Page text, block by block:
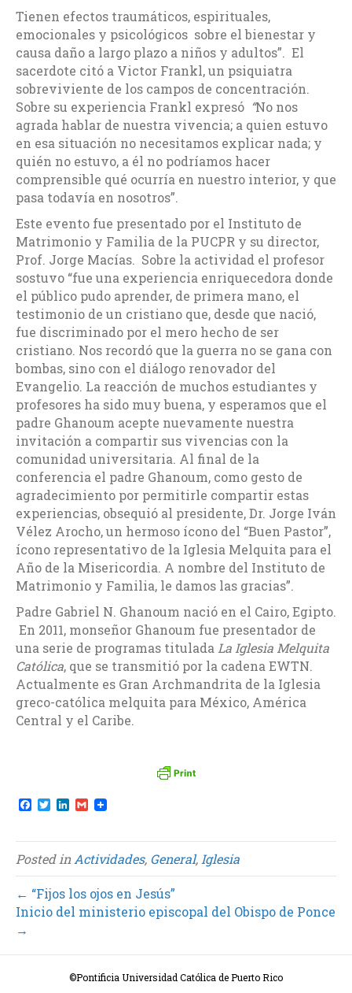
Tienen efectos traumáticos, espirituales,
emocionales y psicológicos sobre el bienestar y
causa daño a largo plazo a niños y adultos”. El
sacerdote citó a Victor Frankl, un psiquiatra
sobreviviente de los campos de concentración.
Sobre su experiencia Frankl expresó “No nos
agrada hablar de nuestra vivencia; a quien estuvo
en esa situación no necesitamos explicar nada; y
quién no estuvo, a él no podríamos hacer
comprensible qué ocurría en nuestro interior, y que
pasa todavía en nosotros”.
Este evento fue presentado por el Instituto de
Matrimonio y Familia de la PUCPR y su director,
Prof. Jorge Macías. Sobre la actividad el profesor
sostuvo “fue una experiencia enriquecedora donde
el público pudo aprender, de primera mano, el
testimonio de un cristiano que, desde que nació,
fue discriminado por el mero hecho de ser
cristiano. Nos recordó que la guerra no se gana con
bombas, sino con el diálogo renovador del
Evangelio. La reacción de muchos estudiantes y
profesores ha sido muy buena, y esperamos que el
padre Ghanoum acepte nuevamente nuestra
invitación a compartir sus vivencias con la
comunidad universitaria. Al final de la
conferencia el padre Ghanoum, como gesto de
agradecimiento por permitirle compartir estas
experiencias, obsequió al presidente, Dr. Jorge Iván
Vélez Arocho, un hermoso ícono del “Buen Pastor”,
ícono representativo de la Iglesia Melquita para el
Año de la Misericordia. A nombre del Instituto de
Matrimonio y Familia, le damos las gracias”.
Padre Gabriel N. Ghanoum nació en el Cairo, Egipto.
En 2011, monseñor Ghanoum fue presentador de
una serie de programas tituladaLa Iglesia Melquita
Católica, que se transmitió por la cadena EWTN.
Actualmente es Gran Archmandrita de la Iglesia
greco-católica melquita para México, América
Central y el Caribe.
F
e
b
o
o
k
T
t
t
e
r
L
k
e
d
I
n
G
i
l
Posted inActividades, General,Iglesia
← “Fijos los ojos en Jesús”
Inicio del ministerio episcopal del Obispo de Ponce
→
©Pontificia Universidad Católica de Puerto Rico